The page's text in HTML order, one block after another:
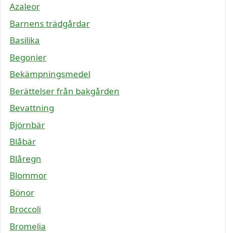
Azaleor
Barnens trädgårdar
Basilika
Begonier
Bekämpningsmedel
Berättelser från bakgården
Bevattning
Björnbär
Blåbär
Blåregn
Blommor
Bönor
Broccoli
Bromelia